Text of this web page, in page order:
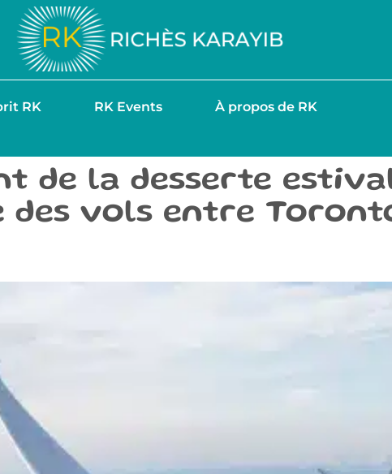
RK RK Events À propos de RK
de la desserte
des vols entre